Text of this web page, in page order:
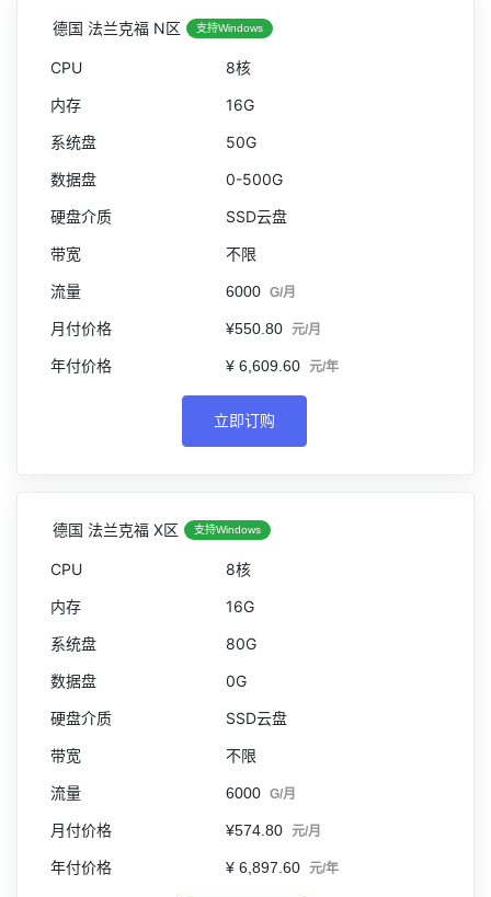
德国 法兰克福 N区 支持Windows
8核
16G
50G
0-500G
SSD云盘
不限
6000 G/月
¥550.80 元/月
¥ 6,609.60 元/年
立即订购
德国 法兰克福 X区 支持Windows
8核
16G
80G
0G
SSD云盘
不限
6000 G/月
¥574.80 元/月
¥ 6,897.60 元/年